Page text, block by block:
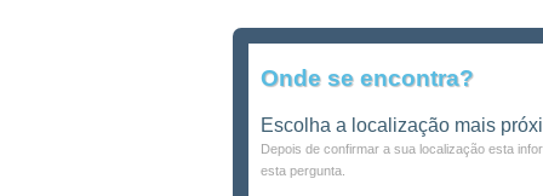
Onde se encontra?
Escolha a localização mais
Depois de confirmar a sua localização esta
esta pergunta.